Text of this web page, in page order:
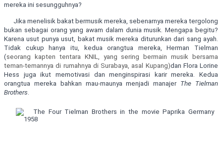
mereka ini sesungguhnya?
Jika menelisik bakat bermusik mereka, sebenarnya mereka tergolong
bukan sebagai orang yang awam dalam dunia musik. Mengapa begitu?
Karena usut punya usut, bakat musik mereka diturunkan dari sang ayah.
Tidak cukup hanya itu, kedua orangtua mereka, Herman Tielman
(seorang kapten tentara KNIL, yang sering bermain musik bersama
teman-temannya di rumahnya di Surabaya, asal Kupang)dan Flora Lorine
Hess juga ikut memotivasi dan menginspirasi karir mereka. Kedua
orangtua mereka bahkan mau-maunya menjadi manajer The Tielman
Brothers